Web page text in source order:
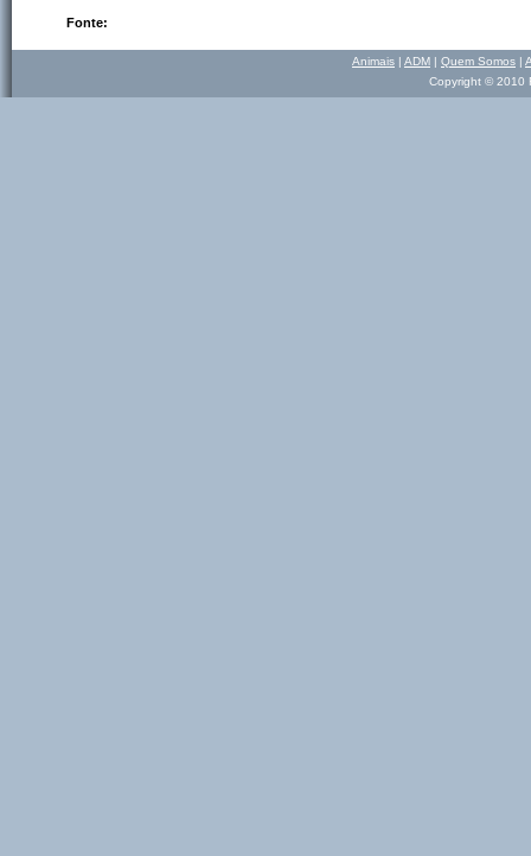
Fonte:
Animais | ADM | Quem Somos |
Copyright © 2010